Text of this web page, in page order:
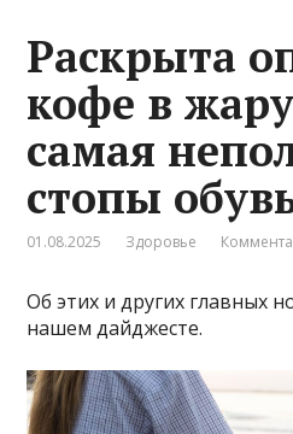
Раскрыта
кофе в
самая
стопы
01.08.2025 Здоровье
Об этих и других главных
нашем дайджесте.